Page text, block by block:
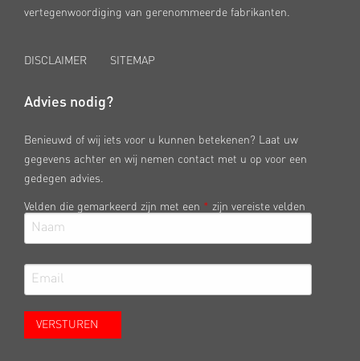
vertegenwoordiging van gerenommeerde fabrikanten.
DISCLAIMER SITEMAP
Advies nodig?
Benieuwd of wij iets voor u kunnen betekenen? Laat uw
gegevens achter en wij nemen contact met u op voor een
gedegen advies.
Velden die gemarkeerd zijn met een * zijn vereiste velden